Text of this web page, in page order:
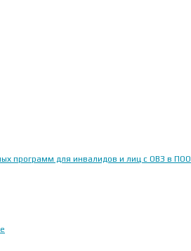
программ для инвалидов и лиц с ОВЗ в ПОО